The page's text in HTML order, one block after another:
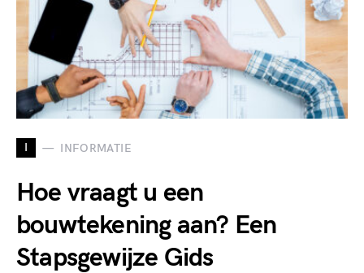
I INFORMATIE
Hoe vraagt u een
bouwtekening aan? Een
Stapsgewijze Gids